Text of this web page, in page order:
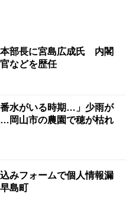
部長に宮島広成氏 内閣
などを歴任
番水がいる時期…」少雨が
岡山市の農園で穂が枯れ
みフォームで個人情報漏
島町